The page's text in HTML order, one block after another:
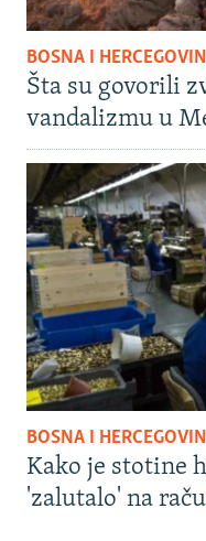
BOSNA I
Šta su govorili
vandalizmu u
BOSNA I
Kako je stotine
'zalutalo' na